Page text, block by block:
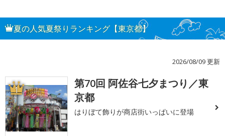
夏の人気夏祭りランキング【東京都】
2026/08/09 更新
1
第70回 阿佐谷七夕まつり／東
京都
はりぼて飾りが商店街いっぱいに登場